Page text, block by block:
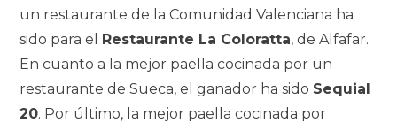
un restaurante de la Comunidad Valenciana ha
sido para el Restaurante La Coloratta, de Alfafar.
En cuanto a la mejor paella cocinada por un
restaurante deSueca, el ganador ha sido Sequial
20. Por último, la mejor paella cocinada por